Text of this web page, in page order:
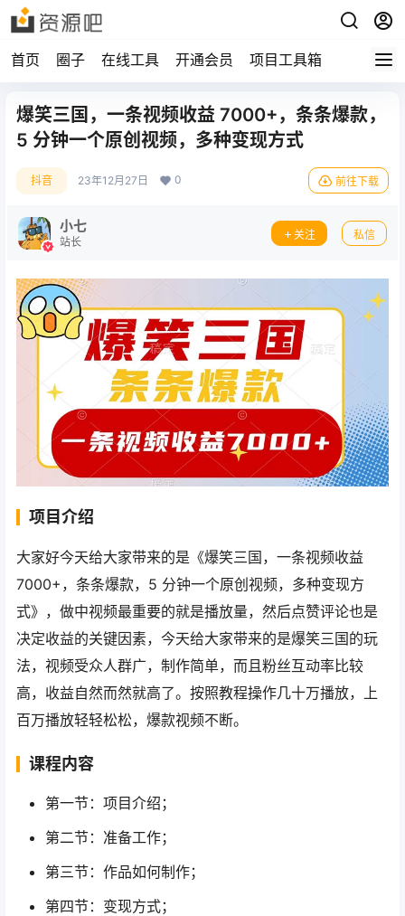
首页 圈子 在线工具 开通会员 项目工具箱
爆笑三国，一条视频收益 7000+，条条爆款，
5 分钟一个原创视频，多种变现方式
抖音 23年12月27日 0 前往下载
小七
站长
关注 私信
项目介绍
大家好今天给大家带来的是《爆笑三国，一条视频收益
7000+，条条爆款，5 分钟一个原创视频，多种变现方
式》，做中视频最重要的就是播放量，然后点赞评论也是
决定收益的关键因素，今天给大家带来的是爆笑三国的玩
法，视频受众人群广，制作简单，而且粉丝互动率比较
高，收益自然而然就高了。按照教程操作几十万播放，上
百万播放轻轻松松，爆款视频不断。
课程内容
第一节：项目介绍；
第二节：准备工作；
第三节：作品如何制作；
第四节：变现方式；